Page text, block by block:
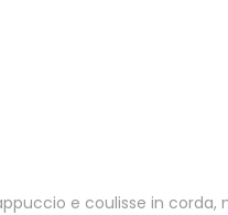
e coulisse in